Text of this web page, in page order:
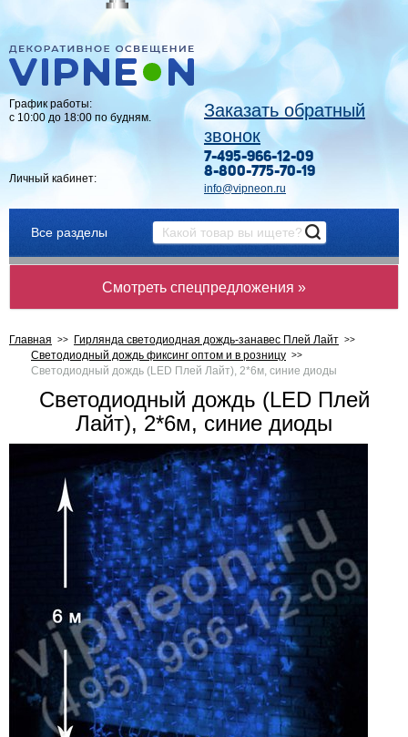
График работы:
с 10:00 до 18:00 по будням.
Личный кабинет:
Заказать обратный
звонок
7-495-966-12-09
8-800-775-70-19
info@vipneon.ru
Все разделы
Смотреть спецпредложения »
Главная
Гирлянда светодиодная дождь-занавес Плей Лайт
Светодиодный дождь фиксинг оптом и в розницу
Светодиодный дождь (LED Плей Лайт), 2*6м, синие диоды
Светодиодный дождь (LED Плей
Лайт), 2*6м, синие диоды